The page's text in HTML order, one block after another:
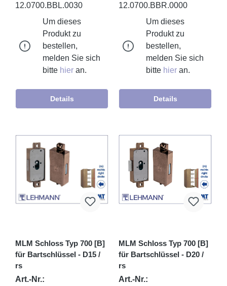
12.0700.BBL.0030
Um dieses
Produkt zu
bestellen,
melden Sie sich
bitte hier an.
Details
12.0700.BBR.0000
Um dieses
Produkt zu
bestellen,
melden Sie sich
bitte hier an.
Details
MLM Schloss Typ 700 [B]
für Bartschlüssel - D15 /
rs
Art.-Nr.:
MLM Schloss Typ 700 [B]
für Bartschlüssel - D20 /
rs
Art.-Nr.: